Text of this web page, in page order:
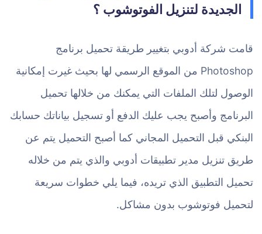
الجديدة لتنزيل الفوتوشوب ؟
قامت شركة أدوبي بتغيير طريقة تحميل برنامج
Photoshop من الموقع الرسمي لها بحيث غيرت إمكانية
الوصول لتلك الملفات التي يمكنك من خلالها تحميل
البرنامج وأصبح يجب عليك الدفع أو تسجيل بياناتك حسابك
البنكي قبل التحميل المجاني كما أصبح التحميل يتم عن
طريق تنزيل مدير تطبيقات أدوبي والذي يتم من خلاله
تحميل التطبيق الذي تريده، فيما يلي خطوات سريعة
لتحميل فوتوشوب بدون مشاكل.